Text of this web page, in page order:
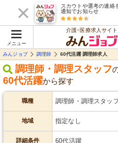
スカウトや選考の連絡
通知でお知らせ
メニュー
介護･医療求人サイト
みんジョブ
調理師 60代活躍 調理師求人
調理師・調理スタッフ
60代活躍から探す
職種 調理師・調理スタッ
地域 指定なし
詳細条件 60代活躍